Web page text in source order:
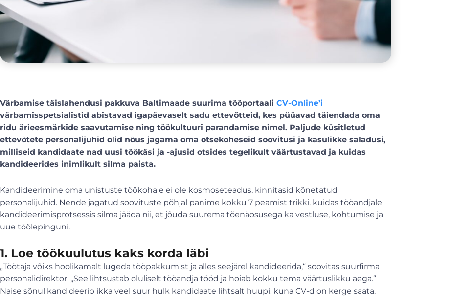
Värbamise täislahendusi pakkuva Baltimaade suurima tööportaali CV-Online’i
värbamisspetsialistid abistavad igapäevaselt sadu ettevõtteid, kes püüavad täiendada oma
ridu ärieesmärkide saavutamise ning töökultuuri parandamise nimel. Paljude küsitletud
ettevõtete personalijuhid olid nõus jagama oma otsekoheseid soovitusi ja kasulikke saladusi,
milliseid kandidaate nad uusi töökäsi ja -ajusid otsides tegelikult väärtustavad ja kuidas
kandideerides inimlikult silma paista.
Kandideerimine oma unistuste töökohale ei ole kosmoseteadus, kinnitasid kõnetatud
personalijuhid. Nende jagatud soovituste põhjal panime kokku 7 peamist trikki, kuidas tööandjale
kandideerimisprotsessis silma jääda nii, et jõuda suurema tõenäosusega ka vestluse, kohtumise ja
uue töölepinguni.
1. Loe töökuulutus kaks korda läbi
„Töötaja võiks hoolikamalt lugeda tööpakkumist ja alles seejärel kandideerida,“ soovitas suurfirma
personalidirektor. „See lihtsustab oluliselt tööandja tööd ja hoiab kokku tema väärtuslikku aega.“
Naise sõnul kandideerib ikka veel suur hulk kandidaate lihtsalt huupi, kuna CV-d on kerge saata.